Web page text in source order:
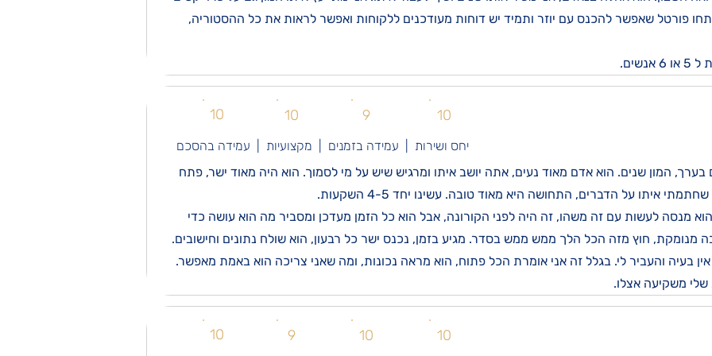
פורטל שאפשר להכנס עם יוזר ותמיד יש דוחות מעודכנים ללקוחות ואפשר לראות את כל ההסטוריה,
10 10 9 10
יחס ושירות | עמידה בזמנים | מקצועיות | עמידה בהסכם
איתו הרבה שנים, 10 שנים בערך, המון שנים. הוא אדם מאוד נעים, אתה יושב איתו ומרגיש שיש על מי לסמוך. הוא היה מאוד ישר, פתח
איתו על הדברים, התחושה היא מאוד טובה. עשינו יחד 4-5 השקעות.
מנסה לעשות עם זה משהו, זה היה לפני הקורונה, אבל הוא כל הזמן מעדכן ומסביר מה הוא עושה כדי
חוץ מזה הכל הלך ממש ממש בסדר. מגיע בזמן, נכנס ישר כל רבעון, הוא שולח נתונים וחישובים.
בעיה והעביר לי. בגלל זה אני אומרת הכל פתוח, הוא מראה נכונות, ומה שאני צריכה הוא באמת מאפשר.
שלי משקיעה אצלו.
10 9 10 10